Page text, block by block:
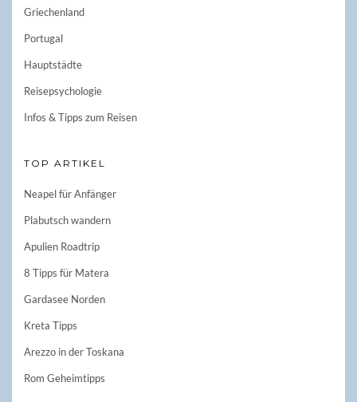
Griechenland
Portugal
Hauptstädte
Reisepsychologie
Infos & Tipps zum Reisen
TOP ARTIKEL
Neapel für Anfänger
Plabutsch wandern
Apulien Roadtrip
8 Tipps für Matera
Gardasee Norden
Kreta Tipps
Arezzo in der Toskana
Rom Geheimtipps